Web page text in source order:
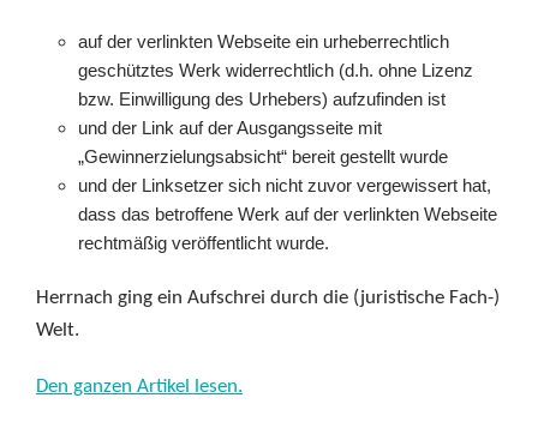
auf der verlinkten Webseite ein urheberrechtlich
geschütztes Werk widerrechtlich (d.h. ohne Lizenz
bzw. Einwilligung des Urhebers) aufzufinden ist
und der Link auf der Ausgangsseite mit
„Gewinnerzielungsabsicht“ bereit gestellt wurde
und der Linksetzer sich nicht zuvor vergewissert hat,
dass das betroffene Werk auf der verlinkten Webseite
rechtmäßig veröffentlicht wurde.
Herrnach ging ein Aufschrei durch die (juristische Fach-)
Welt.
Den ganzen Artikel lesen.